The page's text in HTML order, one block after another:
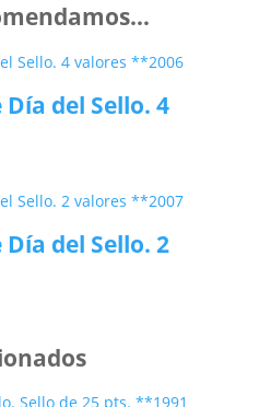
Día del Sello. 4
Día del Sello. 2